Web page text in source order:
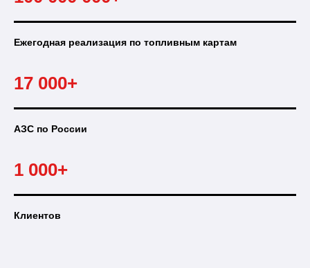
Ежегодная реализация по топливным картам
17 000+
АЗС по России
1 000+
Клиентов